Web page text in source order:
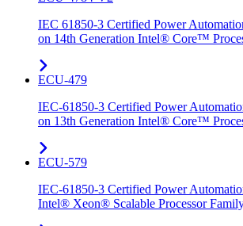
IEC 61850-3 Certified Power
on 14th Generation Intel® Core™
ECU-479
IEC-61850-3 Certified Power
on 13th Generation Intel® Core™
ECU-579
IEC-61850-3 Certified Power
Intel® Xeon® Scalable Processor